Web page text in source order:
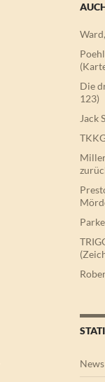
Die
123)
Jack